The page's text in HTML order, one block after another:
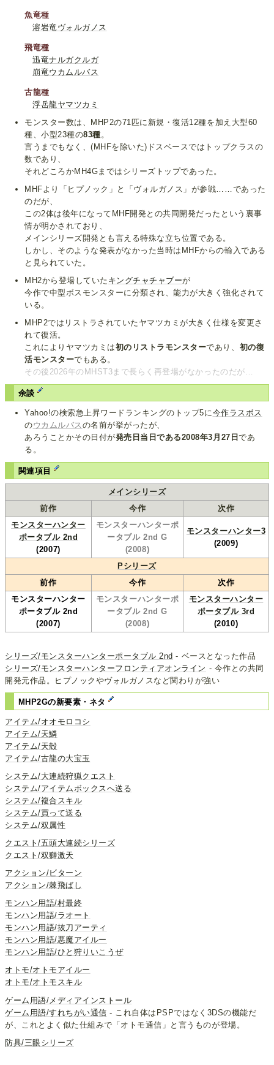
魚竜種
溶岩竜ヴォルガノス
飛竜種
迅竜ナルガクルガ
崩竜ウカムルバス
古龍種
浮岳龍ヤマツカミ
モンスター数は、MHP2の71匹に新規・復活12種を加え大型60
種、小型23種の83種。
言うまでもなく、(MHFを除いた)ドスベースではトップクラスの
数であり、
それどころかMH4Gまではシリーズトップであった。
MHFより「ヒプノック」と「ヴォルガノス」が参戦……であった
のだが、
この2体は後年になってMHF開発との共同開発だったという裏事
情が明かされており、
メインシリーズ開発とも言える特殊な立ち位置である。
しかし、そのような発表がなかった当時はMHFからの輸入である
と見られていた。
MH2から登場していた キングチャチャブーが
今作で中型ボスモンスターに分類され、能力が大きく強化されて
いる。
MHP2ではリストラされていたヤマツカミが大きく仕様を変更さ
れて復活。
これによりヤマツカミは初のリストラモンスターであり、 初の復
活モンスターでもある。
その後2026年のMHST3まで長らく再登場がなかったのだが…
余談
Yahoo!の検索急上昇ワードランキングのトップ5に今作ラスボス
のウカムルバス の名前が挙がったが、
あろうことかその日付が発売日当日である2008年3月27日であ
る。
関連項目
メインシリーズ
前作
今作
次作
モンスターハンター
ポータブル 2nd
(2007)
モンスターハンターポ
ータブル 2nd G
(2008)
モンスターハンター3
(2009)
Pシリーズ
前作
今作
次作
モンスターハンター
ポータブル 2nd
(2007)
モンスターハンターポ
ータブル 2nd G
(2008)
モンスターハンター
ポータブル 3rd
(2010)
シリーズ/モンスターハンターポータブル 2nd - ベースとなった作品
シリーズ/モンスターハンターフロンティアオンライン - 今作との共同
開発元作品。ヒプノックやヴォルガノスなど関わりが強い
MHP2Gの新要素・ネタ
アイテム/オオモロコシ
アイテム/天鱗
アイテム/天殻
アイテム/古龍の大宝玉
システム/大連続狩猟クエスト
システム/アイテムボックスへ送る
システム/複合スキル
システム/買って送る
システム/双属性
クエスト/五頭大連続シリーズ
クエスト/双獅激天
アクション/ビターン
アクション/棘飛ばし
モンハン用語/村最終
モンハン用語/ラオート
モンハン用語/抜刀アーティ
モンハン用語/悪魔アイルー
モンハン用語/ひと狩りいこうぜ
オトモ/オトモアイルー
オトモ/オトモスキル
ゲーム用語/メディアインストール
ゲーム用語/すれちがい通信 - これ自体はPSPではなく3DSの機能だ
が、これとよく似た仕組みで「オトモ通信」と言うものが登場。
防具/三眼シリーズ